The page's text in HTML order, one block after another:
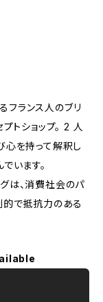
ランス人のブリ
トショップ。 2 人
心を持って解釈し
います。
は、消費社会のパ
的で抵抗力のある